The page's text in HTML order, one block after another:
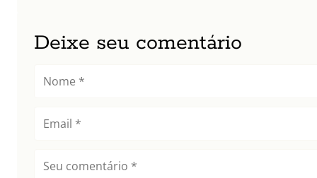
Deixe seu comentário